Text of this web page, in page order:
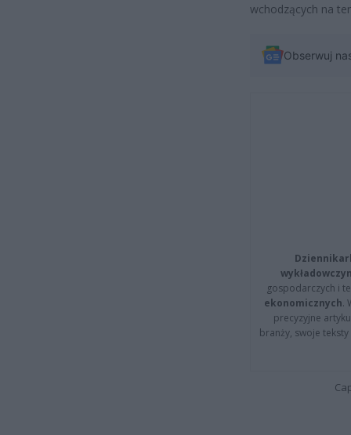
wchodzących na
Obserwuj
gospodarczych i
ekonomicznych.
precyzyjne
branży, swoje